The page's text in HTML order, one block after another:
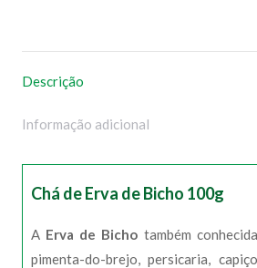
Descrição
Informação adicional
Chá de Erva de Bicho 100g
A Erva de Bicho também
pimenta-do-brejo, persicaria,